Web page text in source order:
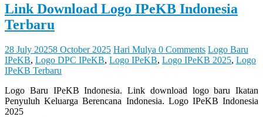
Link Download Logo IPeKB Indonesia
Terbaru
28 July 20258 October 2025 Hari Mulya 0 Comments Logo Baru
IPeKB, Logo DPC IPeKB, Logo IPeKB, Logo IPeKB 2025, Logo
IPeKB Terbaru
Logo Baru IPeKB Indonesia. Link download logo baru Ikatan
Penyuluh Keluarga Berencana Indonesia. Logo IPeKB Indonesia
2025